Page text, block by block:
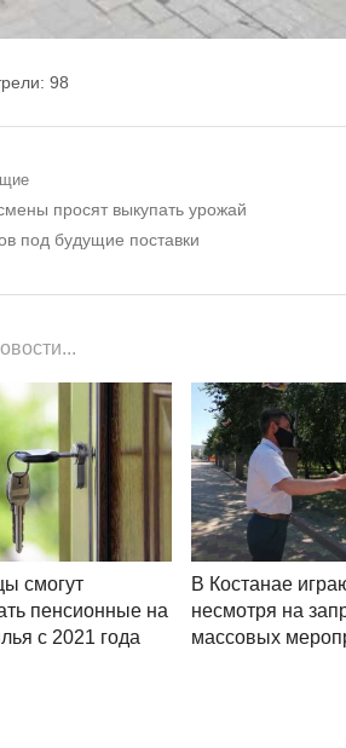
98
по записям
пост:
просят выкупать урожай
под будущие поставки
смогут
пенсионные на
с 2021 года
В Костанае
несмотря на
массовых